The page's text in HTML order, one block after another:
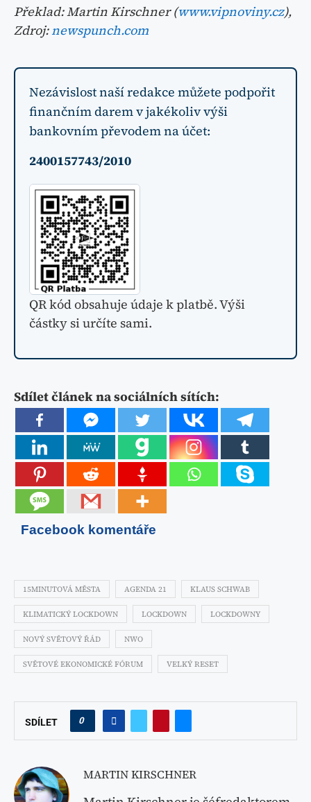
Překlad: Martin Kirschner (www.vipnoviny.cz),
Zdroj:newspunch.com
Nezávislost naší redakce můžete podpořit
finančním darem v jakékoliv výši
bankovním převodem na účet:
2400157743/2010
QR kód obsahuje údaje k platbě. Výši
částky si určíte sami.
Sdílet článek na sociálních sítích:
Facebook komentáře
15MINUTOVÁ MĚSTA AGENDA 21 KLAUS SCHWAB
KLIMATICKÝ LOCKDOWN LOCKDOWN LOCKDOWNY
NOVÝ SVĚTOVÝ ŘÁD NWO
SVĚTOVÉ EKONOMICKÉ FÓRUM VELKÝ RESET
SDÍLET 0
MARTIN KIRSCHNER